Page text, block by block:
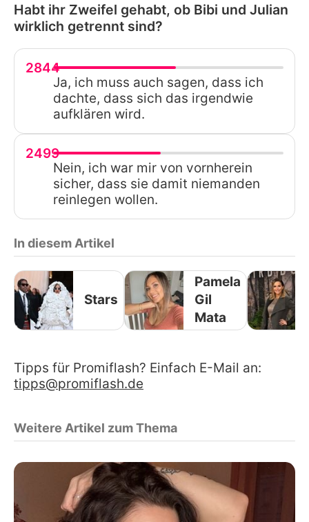
Habt ihr Zweifel gehabt, ob Bibi und Julian
wirklich getrennt sind?
2844
Ja, ich muss auch sagen, dass ich
dachte, dass sich das irgendwie
aufklären wird.
2499
Nein, ich war mir von vornherein
sicher, dass sie damit niemanden
reinlegen wollen.
In diesem Artikel
Stars
Pamela
Gil
Mata
Tipps für Promiflash? Einfach E-Mail an:
tipps@promiflash.de
Weitere Artikel zum Thema